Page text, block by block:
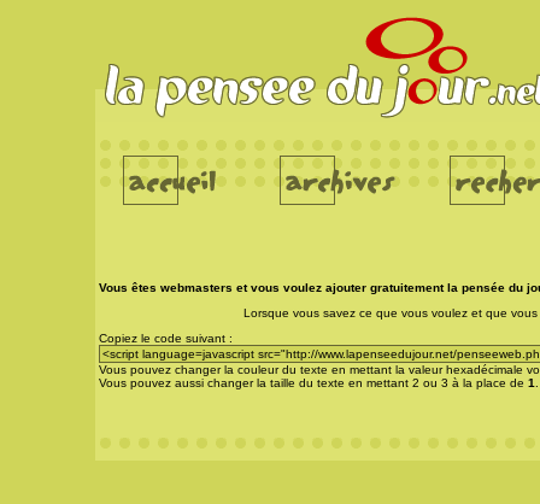
Vous êtes webmasters et vous voulez ajouter gratuitement la pensée du
Lorsque vous savez ce que vous voulez et que
Copiez le code suivant :
Vous pouvez changer la couleur du texte en mettant la valeur hexadécimale
Vous pouvez aussi changer la taille du texte en mettant 2 ou 3 à la place de 1